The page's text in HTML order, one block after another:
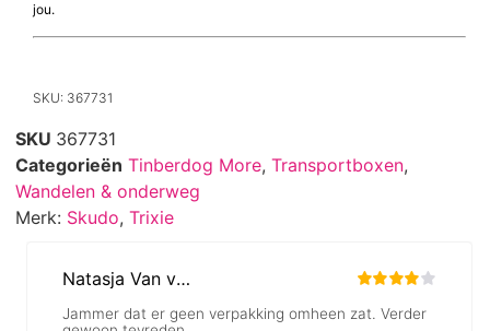
jou.
SKU: 367731
SKU 367731
Categorieën Tinberdog More, Transportboxen,
Wandelen & onderweg
Merk: Skudo, Trixie